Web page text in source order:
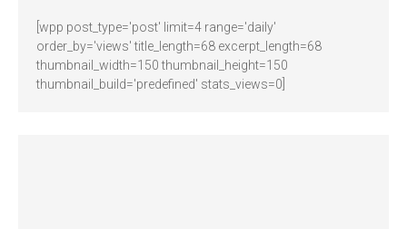
[wpp post_type='post' limit=4 range='daily'
order_by='views' title_length=68 excerpt_length=68
thumbnail_width=150 thumbnail_height=150
thumbnail_build='predefined' stats_views=0]